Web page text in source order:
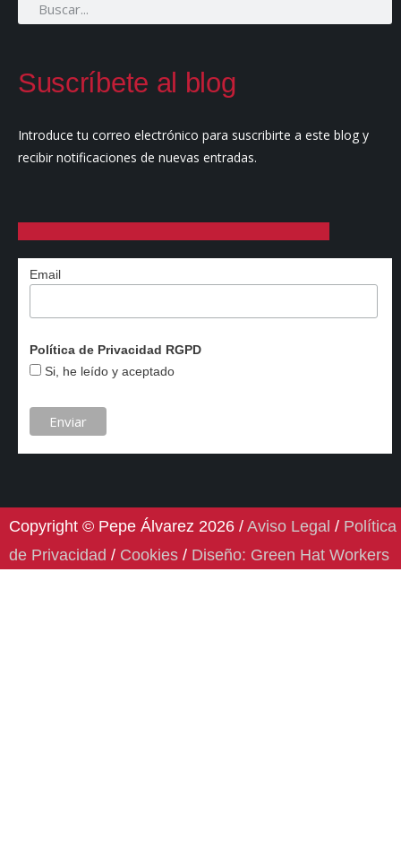
Suscríbete al blog
Introduce tu correo electrónico para suscribirte a este blog y
recibir notificaciones de nuevas entradas.
Email
Política de Privacidad RGPD
Si, he leído y aceptado
Copyright © Pepe Álvarez 2026 / Aviso Legal / Política
de Privacidad / Cookies / Diseño: Green Hat Workers